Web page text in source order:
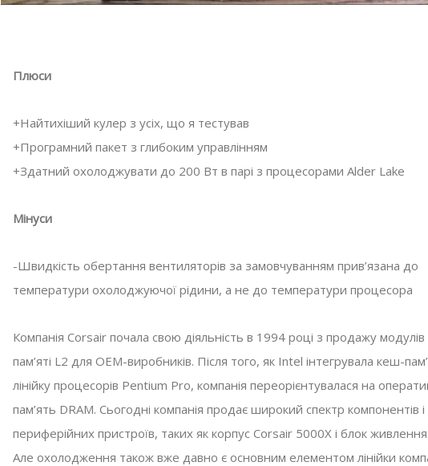
Плюси
+Найтихіший кулер з усіх, що я тестував
+Програмний пакет з глибоким управлінням
+Здатний охолоджувати до 200 Вт в парі з процесорами Alder Lake
Мінуси
-Швидкість обертання вентиляторів за замовчуванням прив’язана до
температури охолоджуючої рідини, а не до температури процесора
Компанія Corsair почала свою діяльність в 1994 році з продажу
пам’яті L2 для OEM-виробників. Після того, як Intel інтегрувала кеш-
лінійку процесорів Pentium Pro, компанія переорієнтувалася на
пам’ять DRAM. Сьогодні компанія продає широкий спектр компонентів і
периферійних пристроїв, таких як корпус Corsair 5000X і блок
Але охолодження також вже давно є основним елементом лінійки
SSD
Комплектуючі,Огляди 02.05.2023
Corsair MP600
модернізації